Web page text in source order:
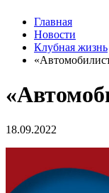
Главная
Новости
Клубная жизнь
18.09.2022